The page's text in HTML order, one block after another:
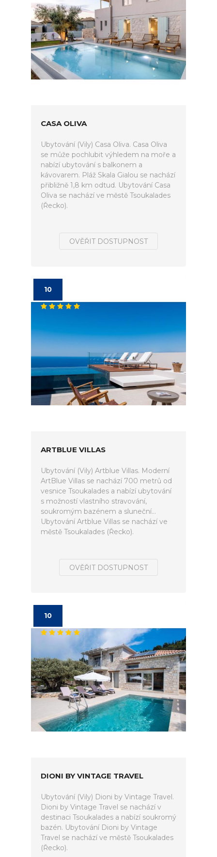
CASA OLIVA
Ubytování (Vily) Casa Oliva. Casa Oliva
se může pochlubit výhledem na moře a
nabízí ubytování s balkonem a
kávovarem. Pláž Skala Gialou se nachází
přibližně 1,8 km odtud. Ubytování Casa
Oliva se nachází ve městě Tsoukalades
(Řecko).
OVĚŘIT DOSTUPNOST
10
ARTBLUE VILLAS
Ubytování (Vily) Artblue Villas. Moderní
ArtBlue Villas se nachází 700 metrů od
vesnice Tsoukalades a nabízí ubytování
s možností vlastního stravování,
soukromým bazénem a sluneční...
Ubytování Artblue Villas se nachází ve
městě Tsoukalades (Řecko).
OVĚŘIT DOSTUPNOST
10
DIONI BY VINTAGE TRAVEL
Ubytování (Vily) Dioni by Vintage Travel.
Dioni by Vintage Travel se nachází v
destinaci Tsoukalades a nabízí soukromý
bazén. Ubytování Dioni by Vintage
Travel se nachází ve městě Tsoukalades
(Řecko).